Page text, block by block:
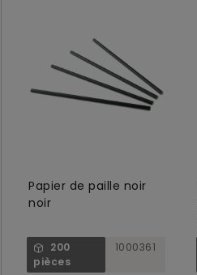
Papier de paille noir
noir
200
pièces
1000361